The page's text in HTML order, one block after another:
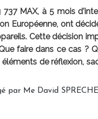
MAX, à 5 mois
Européenne, ont
Cette décision
faire dans ce cas ?
de réflexion,
par Me David